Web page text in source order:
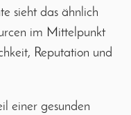
sieht das ähnlich
im Mittelpunkt
Reputation und
einer gesunden